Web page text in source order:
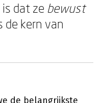
dat ze bewust
de kern van
de belangrijkste